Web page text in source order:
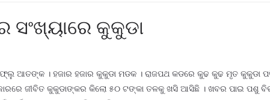
ସଂଖ୍ୟାରେ କୁକୁଡା
ଫ୍ଲୁ ଆତଙ୍କ । ହଜାର ହଜାର କୁକୁଡା ମଡକ । ରାଜପଥ କଡରେ କୁଢ କୁଢ ମୃତ
ଜୀବିତ କୁକୁଡାଙ୍କର କିଲୋ ୫୦ ଟଙ୍କା ତଳକୁ ଖସି ଆସିଛି । ଖବର ପାଇ